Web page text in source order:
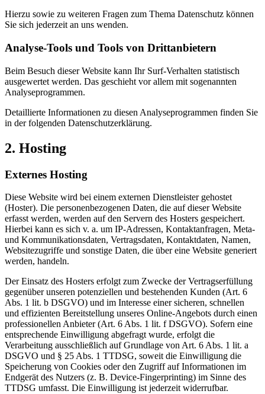
Hierzu sowie zu weiteren Fragen zum Thema Datenschutz können
Sie sich jederzeit an uns wenden.
Analyse-Tools und Tools von Dritt­anbietern
Beim Besuch dieser Website kann Ihr Surf-Verhalten statistisch
ausgewertet werden. Das geschieht vor allem mit sogenannten
Analyseprogrammen.
Detaillierte Informationen zu diesen Analyseprogrammen finden Sie
in der folgenden Datenschutzerklärung.
2. Hosting
Externes Hosting
Diese Website wird bei einem externen Dienstleister gehostet
(Hoster). Die personenbezogenen Daten, die auf dieser Website
erfasst werden, werden auf den Servern des Hosters gespeichert.
Hierbei kann es sich v. a. um IP-Adressen, Kontaktanfragen, Meta-
und Kommunikationsdaten, Vertragsdaten, Kontaktdaten, Namen,
Websitezugriffe und sonstige Daten, die über eine Website generiert
werden, handeln.
Der Einsatz des Hosters erfolgt zum Zwecke der Vertragserfüllung
gegenüber unseren potenziellen und bestehenden Kunden (Art. 6
Abs. 1 lit. b DSGVO) und im Interesse einer sicheren, schnellen
und effizienten Bereitstellung unseres Online-Angebots durch einen
professionellen Anbieter (Art. 6 Abs. 1 lit. f DSGVO). Sofern eine
entsprechende Einwilligung abgefragt wurde, erfolgt die
Verarbeitung ausschließlich auf Grundlage von Art. 6 Abs. 1 lit. a
DSGVO und § 25 Abs. 1 TTDSG, soweit die Einwilligung die
Speicherung von Cookies oder den Zugriff auf Informationen im
Endgerät des Nutzers (z. B. Device-Fingerprinting) im Sinne des
TTDSG umfasst. Die Einwilligung ist jederzeit widerrufbar.